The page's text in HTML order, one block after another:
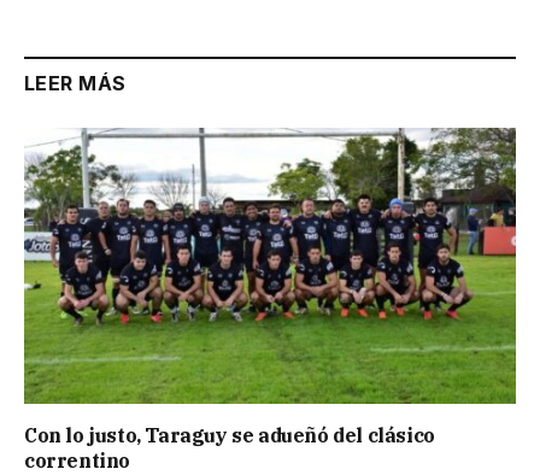
LEER MÁS
Con lo justo, Taraguy se adueñó del clásico
correntino